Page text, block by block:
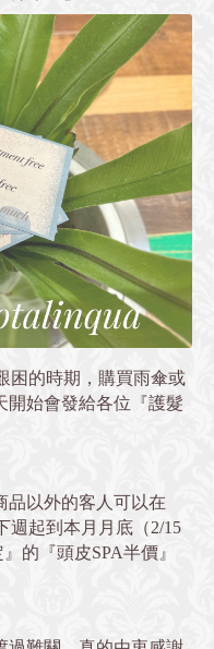
困的時期，購買雨傘或
開始會發給各位『護髮
品以外的客人可以在
週起到本月月底（2/15
的『頭皮SPA半價』